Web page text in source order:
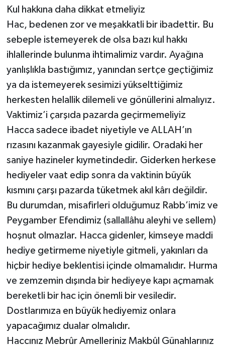
Kul hakkına daha dikkat etmeliyiz
Hac, bedenen zor ve meşakkatli bir ibadettir. Bu
sebeple istemeyerek de olsa bazı kul hakkı
ihlallerinde bulunma ihtimalimiz vardır. Ayağına
yanlışlıkla bastığımız, yanından sertçe geçtiğimiz
ya da istemeyerek sesimizi yükselttiğimiz
herkesten helallik dilemeli ve gönüllerini almalıyız.
Vaktimiz’i çarşıda pazarda geçirmemeliyiz
Hacca sadece ibadet niyetiyle ve ALLAH’ın
rızasını kazanmak gayesiyle gidilir. Oradaki her
saniye hazineler kıymetindedir. Giderken herkese
hediyeler vaat edip sonra da vaktinin büyük
kısmını çarşı pazarda tüketmek akıl kârı değildir.
Bu durumdan, misafirleri olduğumuz Rabb’imiz ve
Peygamber Efendimiz (sallallâhu aleyhi ve sellem)
hoşnut olmazlar. Hacca gidenler, kimseye maddi
hediye getirmeme niyetiyle gitmeli, yakınları da
hiçbir hediye beklentisi içinde olmamalıdır. Hurma
ve zemzemin dışında bir hediyeye kapı açmamak
bereketli bir hac için önemli bir vesiledir.
Dostlarımıza en büyük hediyemiz onlara
yapacağımız dualar olmalıdır.
Haccınız Mebrûr Amelleriniz Makbûl Günahlarınız